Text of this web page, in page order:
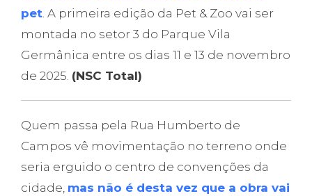
pet. A primeira edição da Pet & Zoo vai ser
montada no setor 3 do Parque Vila
Germânica entre os dias 11 e 13 de novembro
de 2025. (NSC Total)
Quem passa pela Rua Humberto de
Campos vê movimentação no terreno onde
seria erguido o centro de convenções da
cidade, mas não é desta vez que a obra vai